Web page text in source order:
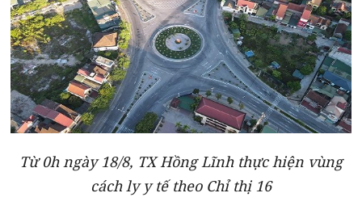
Từ 0h ngày 18/8, TX Hồng Lĩnh thực hiện vùng
cách ly y tế theo Chỉ thị 16